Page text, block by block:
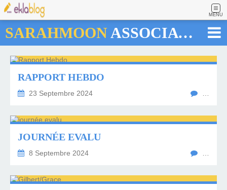
MENU
SARAHMOON ASSOCIATION
RAPPORT HEBDO
23 Septembre 2024
JOURNÉE EVALU
8 Septembre 2024